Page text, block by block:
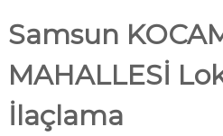
Samsun
MAHALLESİ
İlaçlama